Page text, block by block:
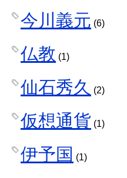
今川義元 (6)
仏教 (1)
仙石秀久 (2)
仮想通貨 (1)
伊予国 (1)